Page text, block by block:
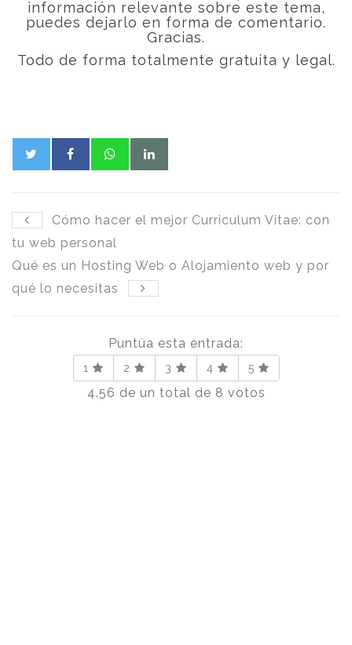
información relevante sobre este tema,
puedes dejarlo en forma de comentario.
Gracias.
Todo de forma totalmente gratuita y legal.
Cómo hacer el mejor Curriculum Vitae: con
tu web personal
Qué es un Hosting Web o Alojamiento web y por
qué lo necesitas
Puntúa esta entrada:
1 2 3 4 5
4.56 de un total de 8 votos